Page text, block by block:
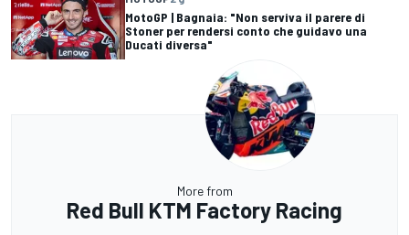
MotoGP | Bagnaia: "Non serviva il parere di
Stoner per rendersi conto che guidavo una
Ducati diversa"
More from
Red Bull KTM Factory Racing